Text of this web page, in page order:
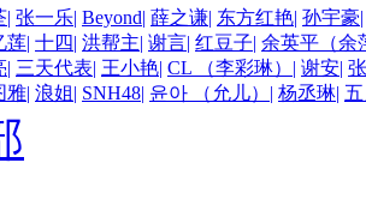
| 张一乐| Beyond| 薛之谦| 东方红艳| 孙宇豪|
莲| 十四| 洪帮主| 谢言| 红豆子| 余英平（余
| 三天代表| 王小艳| CL （李彩琳） | 谢安|
雅| 浪姐| SNH48| 윤아 （允儿） | 杨丞琳|